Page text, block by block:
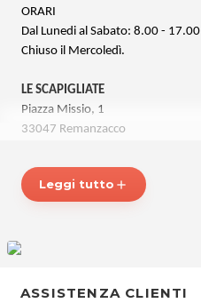
ORARI
Dal Lunedi al Sabato: 8.00 - 17.00
Chiuso il Mercoledì.
LE SCAPIGLIATE
Piazza Missio, 1
33047 Remanzacco
Cel. 3427727332
Leggi tutto add
ASSISTENZA CLIENTI